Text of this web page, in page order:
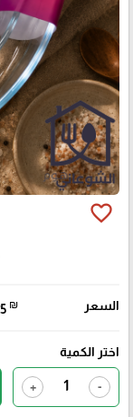
favorite_border
السعر ₪
اختر الكمية
-
+